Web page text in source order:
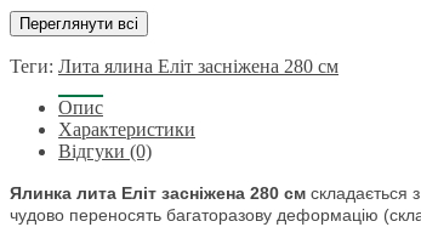
Переглянути всі
Теги: Лита ялина Еліт засніжена 280 см
Опис
Характеристики
Відгуки (0)
Ялинка лита Еліт засніжена 280 см складається
чудово переносять багаторазову деформацію